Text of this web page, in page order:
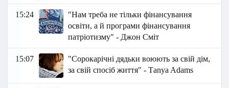
15:24
"Нам треба не тільки фінансування
освіти, а й програми фінансування
патріотизму" - Джон Сміт
15:07
"Сорокарічні дядьки воюють за свій дім,
за свій спосіб життя" - Тanya Adams